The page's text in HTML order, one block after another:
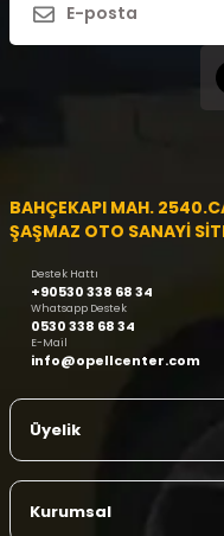
BAHÇEKAPI MAH.
ŞAŞMAZ OTO SANAYİ
Destek Hattı
+90530 338 68 34
Whatsapp Destek
0530 338 68 34
E-Mail
info@opellcenter.com
Üyelik
Kurumsal